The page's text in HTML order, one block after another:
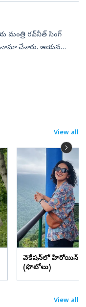
మంత్రి రవ్‌నీత్ సింగ్
చేశారు. ఆయన
View all
వెకేషన్‌లో హీరోయిన్
(ఫొటోలు)
View all